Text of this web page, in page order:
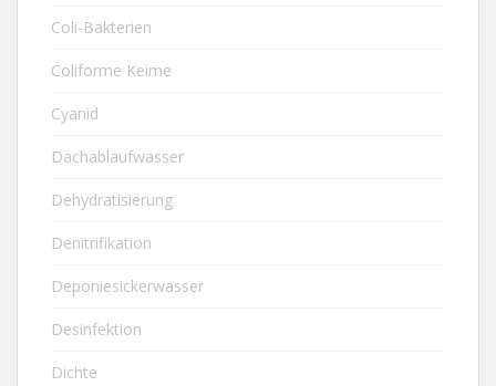
Coli-Bakterien
Coliforme Keime
Cyanid
Dachablaufwasser
Dehydratisierung
Denitrifikation
Deponiesickerwasser
Desinfektion
Dichte